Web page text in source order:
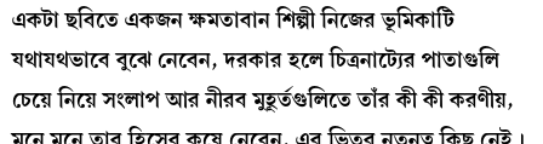
একটা ছবিতে একজন ক্ষমতাবান শিল্পী নিজের ভূমিকাটি
যথাযথভাবে বুঝে নেবেন, দরকার হলে চিত্রনাট্যের পাতাগুলি
চেয়ে নিয়ে সংলাপ আর নীরব মুহূর্তগুলিতে তাঁর কী কী করণীয়,